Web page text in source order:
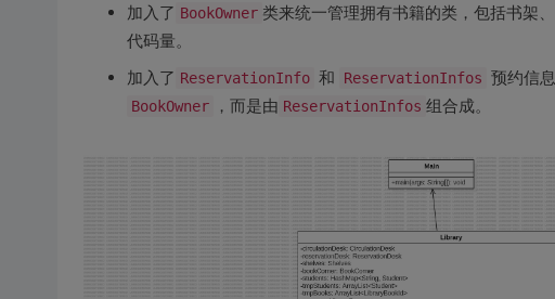
加入了 BookOwner 类来统一管理拥有书籍的类，包括书架
代码量。
加入了 ReservationInfo 和 ReservationInfos 预约信
BookOwner ，而是由 ReservationInfos 组合成。